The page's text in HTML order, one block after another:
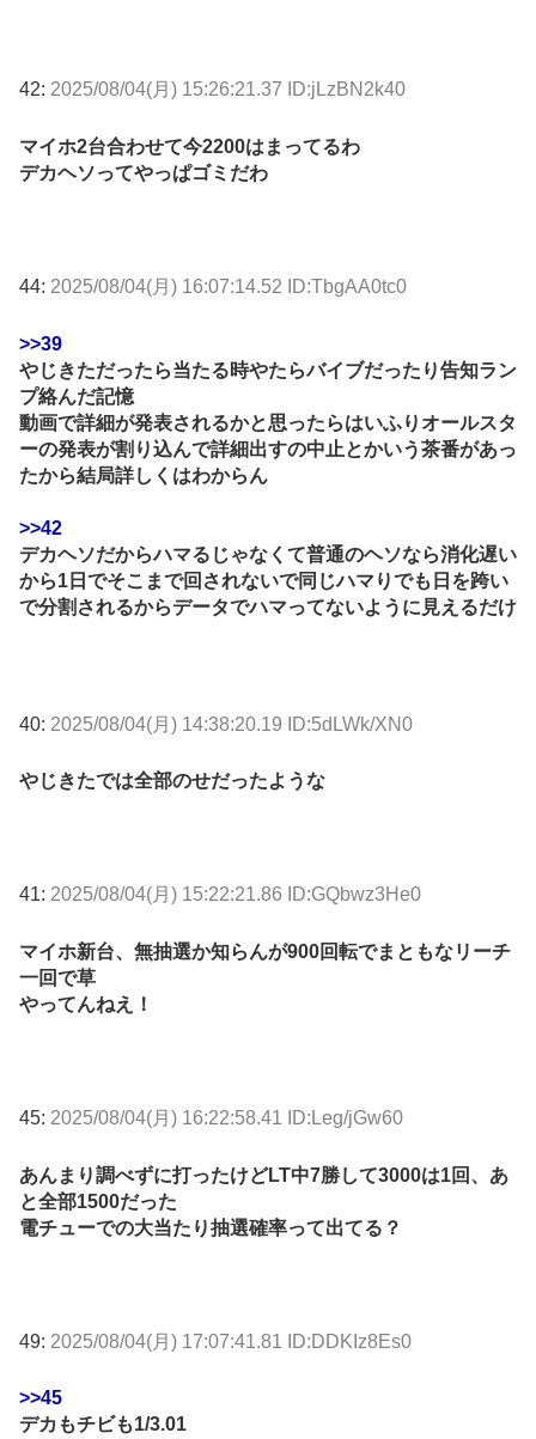
42: 2025/08/04(月) 15:26:21.37 ID:jLzBN2k40
マイホ2台合わせて今2200はまってるわ
デカヘソってやっぱゴミだわ
44: 2025/08/04(月) 16:07:14.52 ID:TbgAA0tc0
>>39
やじきただったら当たる時やたらバイブだったり告知ラン
プ絡んだ記憶
動画で詳細が発表されるかと思ったらはいふりオールスタ
ーの発表が割り込んで詳細出すの中止とかいう茶番があっ
たから結局詳しくはわからん
>>42
デカヘソだからハマるじゃなくて普通のヘソなら消化遅い
から1日でそこまで回されないで同じハマりでも日を跨い
で分割されるからデータでハマってないように見えるだけ
40: 2025/08/04(月) 14:38:20.19 ID:5dLWk/XN0
やじきたでは全部のせだったような
41: 2025/08/04(月) 15:22:21.86 ID:GQbwz3He0
マイホ新台、無抽選か知らんが900回転でまともなリーチ
一回で草
やってんねえ！
45: 2025/08/04(月) 16:22:58.41 ID:Leg/jGw60
あんまり調べずに打ったけどLT中7勝して3000は1回、あ
と全部1500だった
電チューでの大当たり抽選確率って出てる？
49: 2025/08/04(月) 17:07:41.81 ID:DDKIz8Es0
>>45
デカもチビも1/3.01